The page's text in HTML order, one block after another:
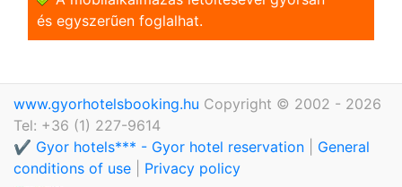
és egyszerũen foglalhat.
www.gyorhotelsbooking.hu Copyright © 2002 - 2026
Tel: +36 (1) 227-9614
✔️ Gyor hotels*** - Gyor hotel reservation
General
conditions of use
Privacy policy